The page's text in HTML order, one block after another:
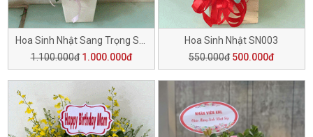
1.100.000đ 1.000.000đ
Hoa Sinh Nhật SN003
550.000đ 500.000đ